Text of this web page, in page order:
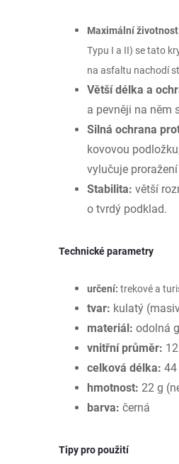
Maximální
Typu I a II) se tato
na asfaltu nachodí
Větší délka a
a pevněji na něm
Silná ochrana
kovovou
vylučuje
Stabilita: větší
o tvrdý podklad.
Technické parametry
určení: trekové a
tvar: kulatý
materiál: odolná
vnitřní průměr:
celková délka: 44
hmotnost: 22 g
barva: černá
Tipy pro použití